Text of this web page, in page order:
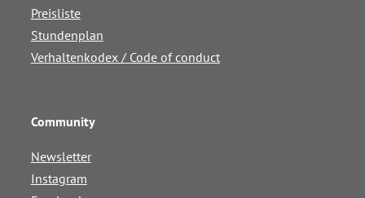
Preisliste
Stundenplan
Verhaltenkodex / Code of conduct
Community
Newsletter
Instagram